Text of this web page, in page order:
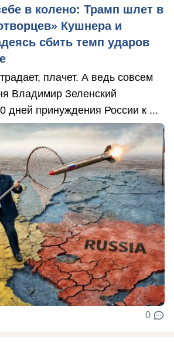
в колено: Трамп шлет в
Кушнера и
сбить темп ударов
плачет. А ведь совсем
Владимир Зеленский
дней принуждения России к ...
0